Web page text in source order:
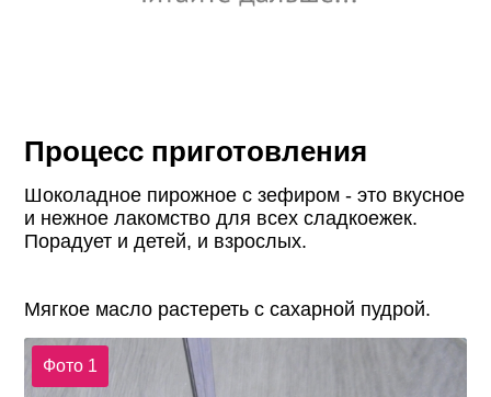
Процесс приготовления
Шоколадное пирожное с зефиром - это вкусное
и нежное лакомство для всех сладкоежек.
Порадует и детей, и взрослых.
Мягкое масло растереть с сахарной пудрой.
Фото 1